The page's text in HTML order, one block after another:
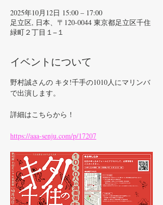
2025年10月12日 15:00 – 17:00
足立区, 日本、〒120-0044 東京都足立区千住
緑町２丁目１−１
イベントについて
野村誠さんの キタ!千手の1010人にマリンバ
で出演します。
詳細はこちらから！
https://aaa-senju.com/p/17207